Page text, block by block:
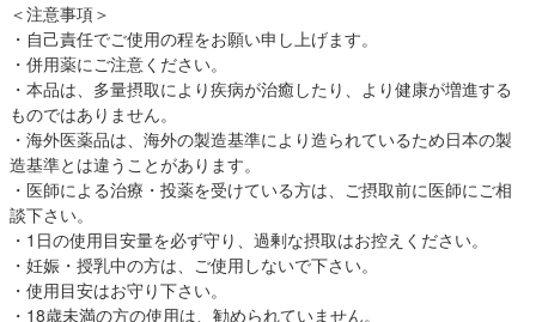
＜注意事項＞
・自己責任でご使用の程をお願い申し上げます。
・併用薬にご注意ください。
・本品は、多量摂取により疾病が治癒したり、より健康が増進する
ものではありません。
・海外医薬品は、海外の製造基準により造られているため日本の製
造基準とは違うことがあります。
・医師による治療・投薬を受けている方は、ご摂取前に医師にご相
談下さい。
・1日の使用目安量を必ず守り、過剰な摂取はお控えください。
・妊娠・授乳中の方は、ご使用しないで下さい。
・使用目安はお守り下さい。
・18歳未満の方の使用は、勧められていません。